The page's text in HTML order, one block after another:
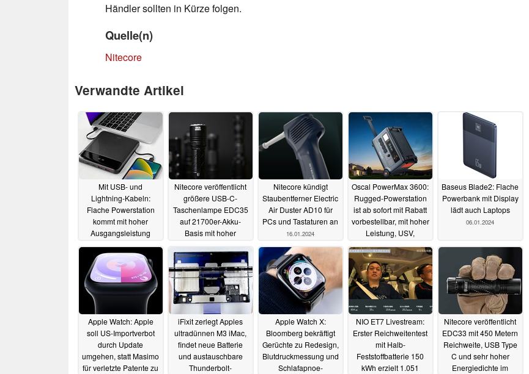
Händler sollten in Kürze folgen.
Quelle(n)
Nitecore
Verwandte Artikel
Mit USB- und
Lightning-Kabeln:
Flache Powerstation
kommt mit hoher
Ausgangsleistung
21.06.2024
Nitecore veröffentlicht
größere USB-C-
Taschenlampe EDC35
auf 21700er-Akku-
Basis mit hoher
23.01.2024
Nitecore kündigt
Staubentferner Electric
Air Duster AD10 für
PCs und Tastaturen an
16.01.2024
Oscal PowerMax 3600:
Rugged-Powerstation
ist ab sofort mit Rabatt
vorbestellbar, mit hoher
Leistung, USV,
10.01.2024
Baseus Blade2: Flache
Powerbank mit Display
lädt auch Laptops
06.01.2024
Apple Watch: Apple
soll US-Importverbot
durch Update
umgehen, statt Masimo
für verletzte Patente zu
iFixit zerlegt Apples
ultradünnen M3 iMac,
findet neue Batterie
und austauschbare
Thunderbolt-
Apple Watch X:
Bloomberg bekräftigt
Gerüchte zu Redesign,
Blutdruckmessung und
Schlafapnoe-
NIO ET7 Livestream:
Erster Reichweitentest
mit Halb-
Feststoffbatterie 150
kWh erzielt 1.051
Nitecore veröffentlicht
EDC33 mit 450 Metern
Reichweite, USB Type
C und sehr hoher
Energiedichte im